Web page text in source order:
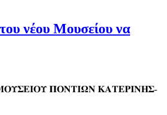
νέου Μουσείου να
𝚷𝚶𝚴𝚻𝚰𝛀𝚴 𝚱𝚨𝚻𝚬𝚸𝚰𝚴𝚮𝚺-